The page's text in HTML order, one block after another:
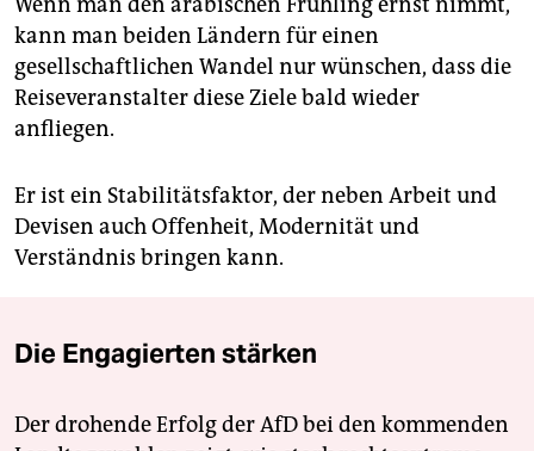
kann man beiden Ländern für einen
gesellschaftlichen Wandel nur wünschen, dass die
Reiseveranstalter diese Ziele bald wieder
anfliegen.
Er ist ein Stabilitätsfaktor, der neben Arbeit und
Devisen auch Offenheit, Modernität und
Verständnis bringen kann.
Die Engagierten stärken
Der drohende Erfolg der AfD bei den kommenden